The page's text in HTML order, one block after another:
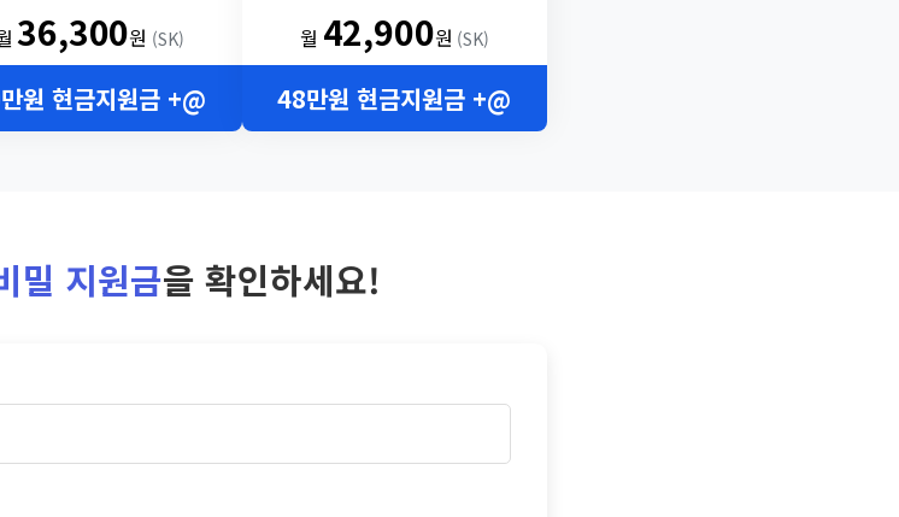
36,300원 (SK)
원 현금지원금 +@
월 42,900원 (SK)
48만원 현금지원금 +@
밀 지원금을 확인하세요!